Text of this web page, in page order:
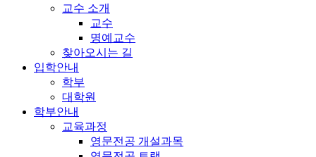
교수 소개
교수
명예교수
찾아오시는 길
입학안내
학부
대학원
학부안내
교육과정
영문전공 개설과목